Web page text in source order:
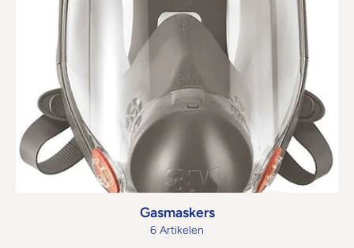
Gasmaskers
6 Artikelen